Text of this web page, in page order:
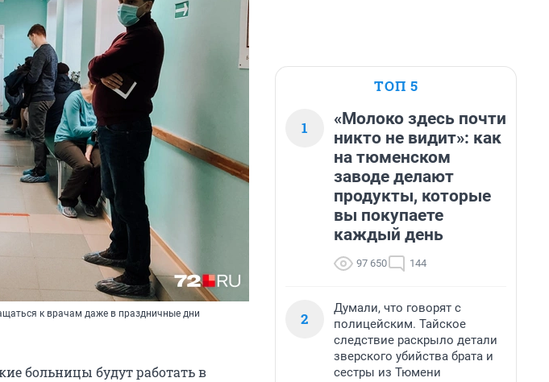
к врачам даже в праздничные дни
больницы будут работать в
ТОП 5
1
«Молоко здесь почти
никто не видит»: как
на тюменском
заводе делают
продукты, которые
вы покупаете
каждый день
97 650 144
2
Думали, что говорят с
полицейским. Тайское
следствие раскрыло детали
зверского убийства брата и
сестры из Тюмени